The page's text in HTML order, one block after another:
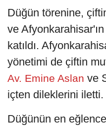
Düğün törenine,
ve
katıldı.
yönetimi de çiftin
Av. Emine Aslan ve
içten dileklerini iletti.
Düğünün en